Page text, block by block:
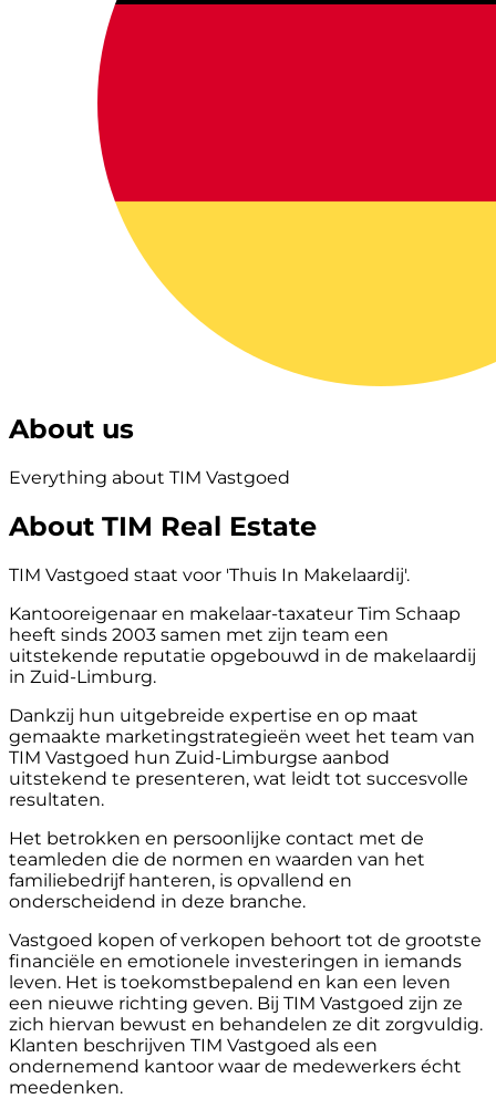
About us
Everything about TIM Vastgoed
About TIM Real Estate
TIM Vastgoed staat voor 'Thuis In Makelaardij'.
Kantooreigenaar en makelaar-taxateur Tim Schaap
heeft sinds 2003 samen met zijn team een
uitstekende reputatie opgebouwd in de makelaardij
in Zuid-Limburg.
Dankzij hun uitgebreide expertise en op maat
gemaakte marketingstrategieën weet het team van
TIM Vastgoed hun Zuid-Limburgse aanbod
uitstekend te presenteren, wat leidt tot succesvolle
resultaten.
Het betrokken en persoonlijke contact met de
teamleden die de normen en waarden van het
familiebedrijf hanteren, is opvallend en
onderscheidend in deze branche.
Vastgoed kopen of verkopen behoort tot de grootste
financiële en emotionele investeringen in iemands
leven. Het is toekomstbepalend en kan een leven
een nieuwe richting geven. Bij TIM Vastgoed zijn ze
zich hiervan bewust en behandelen ze dit zorgvuldig.
Klanten beschrijven TIM Vastgoed als een
ondernemend kantoor waar de medewerkers écht
meedenken.